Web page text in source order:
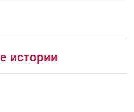
истории